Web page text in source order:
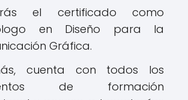
el certificado como
en Diseño para la
Gráfica.
cuenta con todos los
de formación